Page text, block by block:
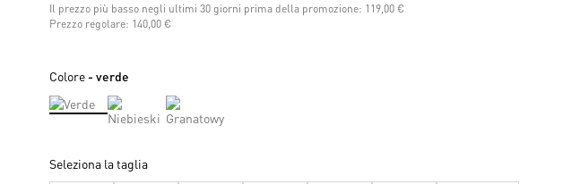
Il prezzo più basso negli ultimi 30 giorni prima della promozione: 119,00 €
Prezzo regolare: 140,00 €
Colore - verde
Seleziona la taglia